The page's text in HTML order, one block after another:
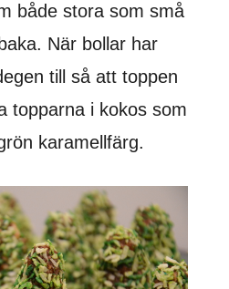
både stora som små
När bollar har
till så att toppen
topparna i kokos som
karamellfärg.